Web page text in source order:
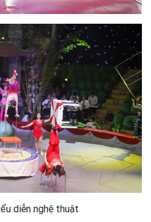
diễn nghệ thuật